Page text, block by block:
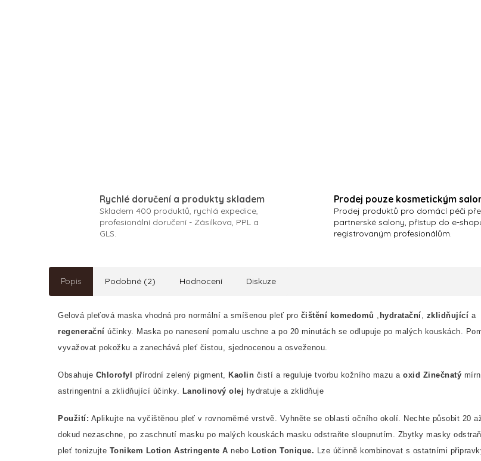
Rychlé doručení a produkty skladem
Skladem 400 produktů, rychlá expedice,
profesionální doručení - Zásilkova, PPL a
GLS.
Prodej pouze kosmetickým
Prodej produktů pro domácí péči
partnerské salony, přístup do e-
registrovaným profesionálům.
Popis Podobné (2) Hodnocení Diskuze
Gelová pleťová maska vhodná pro normální a smíšenou pleť pro čištění komedomů hydratační zklidňující a
regenerační účinky. Maska po nanesení pomalu uschne a po 20 minutách se odlupuje po malých kouskách.
vyvažovat pokožku a zanechává pleť čistou, sjednocenou a osveženou.
Obsahuje Chlorofyl přírodní zelený pigment, Kaolin čistí a reguluje tvorbu kožního mazu a oxid Zinečnatý
astringentní a zklidňující účinky. Lanolinový olej hydratuje a zklidňuje
Použití: Aplikujte na vyčištěnou pleť v rovnoměrné vrstvě. Vyhněte se oblasti očního okolí. Nechte působit 20
dokud nezaschne, po zaschnutí masku po malých kouskách masku odstraňte sloupnutím. Zbytky masky
pleť tonizujte Tonikem Lotion Astringente A nebo Lotion Tonique. Lze účinně kombinovat s ostatními